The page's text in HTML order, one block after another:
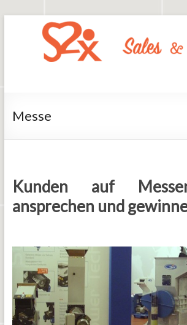
Messe
Kunden auf
ansprechen und